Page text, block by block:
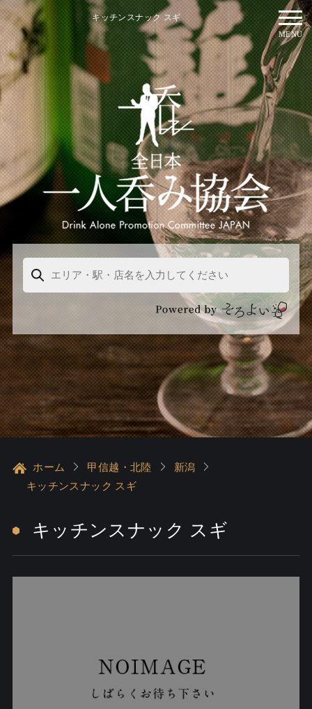
キッチンスナック スギ
MENU
ホーム 甲信越・北陸
新潟
キッチンスナック スギ
キッチンスナック スギ